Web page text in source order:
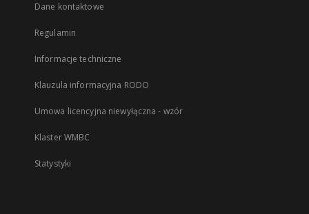
Dane kontaktowe
Regulamin
Informacje techniczne
Klauzula informacyjna RODO
Umowa licencyjna niewyłączna - wzór
Klaster WMBC
Statystyki